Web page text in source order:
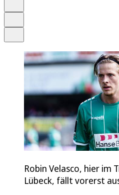
Robin Velasco, hier im
Lübeck, fällt vorerst